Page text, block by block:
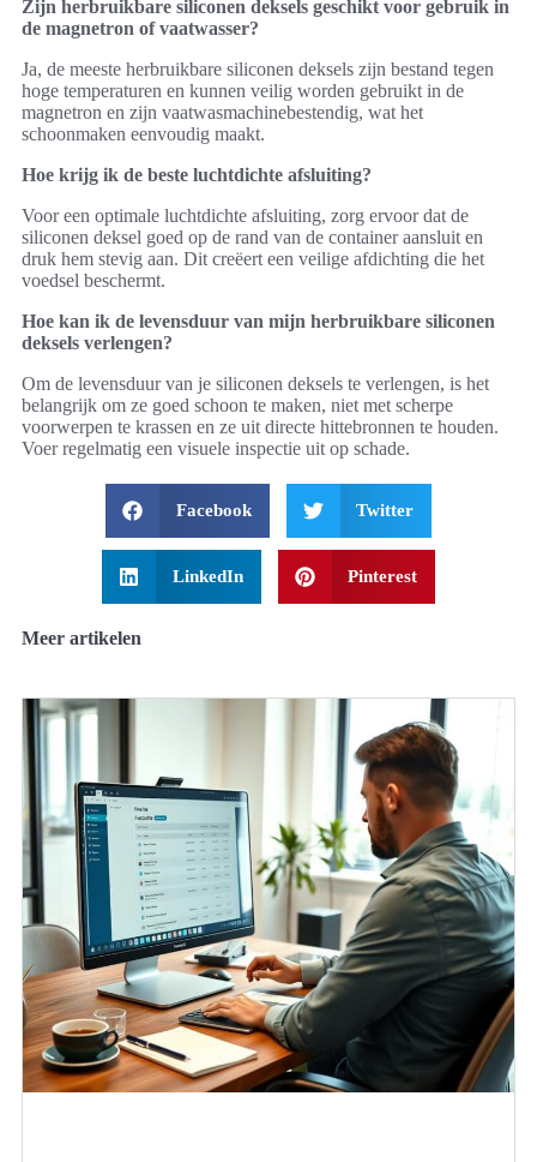
Zijn herbruikbare siliconen deksels geschikt voor gebruik in
de magnetron of vaatwasser?
Ja, de meeste herbruikbare siliconen deksels zijn bestand tegen
hoge temperaturen en kunnen veilig worden gebruikt in de
magnetron en zijn vaatwasmachinebestendig, wat het
schoonmaken eenvoudig maakt.
Hoe krijg ik de beste luchtdichte afsluiting?
Voor een optimale luchtdichte afsluiting, zorg ervoor dat de
siliconen deksel goed op de rand van de container aansluit en
druk hem stevig aan. Dit creëert een veilige afdichting die het
voedsel beschermt.
Hoe kan ik de levensduur van mijn herbruikbare siliconen
deksels verlengen?
Om de levensduur van je siliconen deksels te verlengen, is het
belangrijk om ze goed schoon te maken, niet met scherpe
voorwerpen te krassen en ze uit directe hittebronnen te houden.
Voer regelmatig een visuele inspectie uit op schade.
Facebook Twitter
LinkedIn Pinterest
Meer artikelen